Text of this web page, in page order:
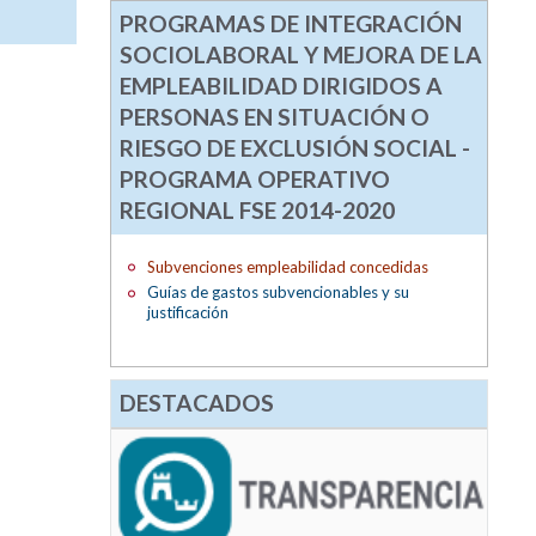
PROGRAMAS DE INTEGRACIÓN
SOCIOLABORAL Y MEJORA DE LA
EMPLEABILIDAD DIRIGIDOS A
PERSONAS EN SITUACIÓN O
RIESGO DE EXCLUSIÓN SOCIAL -
PROGRAMA OPERATIVO
REGIONAL FSE 2014-2020
Subvenciones empleabilidad concedidas
Guías de gastos subvencionables y su
justificación
DESTACADOS